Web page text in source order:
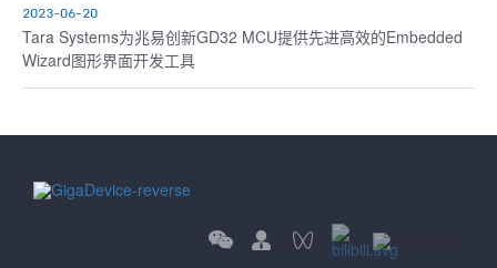
2023-06-20
Tara Systems为兆易创新GD32 MCU提供先进高效的Embedded
Wizard图形界面开发工具